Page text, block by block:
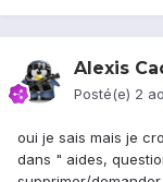
Alexis
Posté(e) 2
oui je sais mais je
dans " aides,